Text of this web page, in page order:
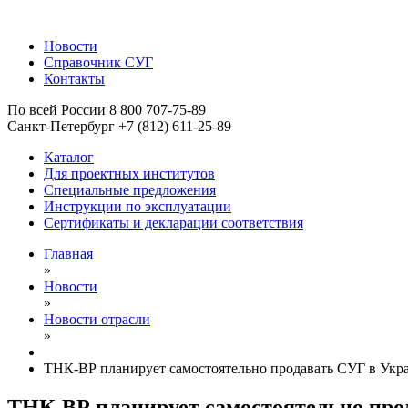
Новости
Справочник СУГ
Контакты
По всей России 8 800 707-75-89
Санкт-Петербург +7 (812) 611-25-89
Каталог
Для проектных институтов
Специальные предложения
Инструкции по эксплуатации
Сертификаты и декларации соответствия
Главная
»
Новости
»
Новости отрасли
»
ТНК-ВР планирует самостоятельно продавать СУГ в